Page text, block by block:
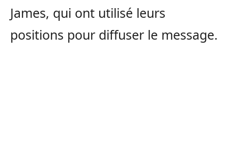
James, qui ont utilisé leurs
positions pour diffuser le message.